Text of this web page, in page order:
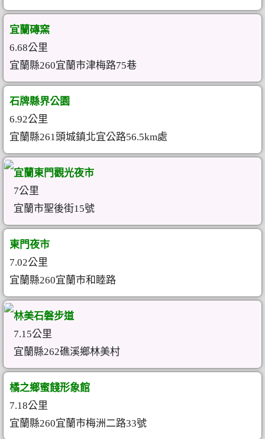
宜蘭磚窯
6.68公里
宜蘭縣260宜蘭市津梅路75巷
石牌縣界公園
6.92公里
宜蘭縣261頭城鎮北宜公路56.5km處
宜蘭東門觀光夜市
7公里
宜蘭市聖後街15號
東門夜市
7.02公里
宜蘭縣260宜蘭市和睦路
林美石磐步道
7.15公里
宜蘭縣262礁溪鄉林美村
橘之鄉蜜餞形象館
7.18公里
宜蘭縣260宜蘭市梅洲二路33號